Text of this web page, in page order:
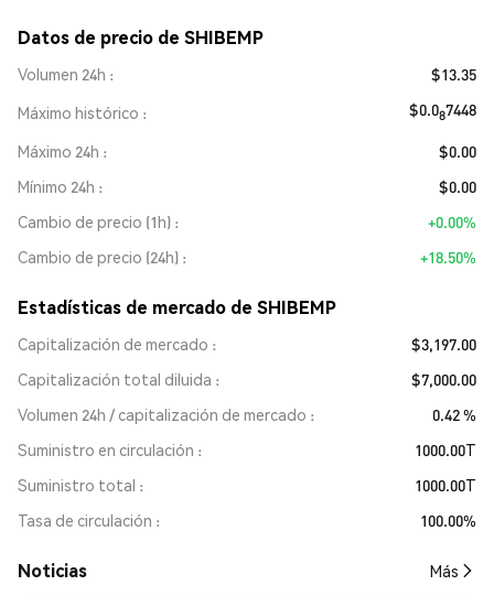
Datos de precio de SHIBEMP
Volumen 24h
$13.35
Máximo histórico
$0.087448
Máximo 24h
$0.00
Mínimo 24h
$0.00
Cambio de precio (1h)
+0.00%
Cambio de precio (24h)
+18.50%
Estadísticas de mercado de SHIBEMP
Capitalización de mercado
$3,197.00
Capitalización total diluida
$7,000.00
Volumen 24h / capitalización de mercado
0.42 %
Suministro en circulación
1000.00T
Suministro total
1000.00T
Tasa de circulación
100.00%
Noticias Más